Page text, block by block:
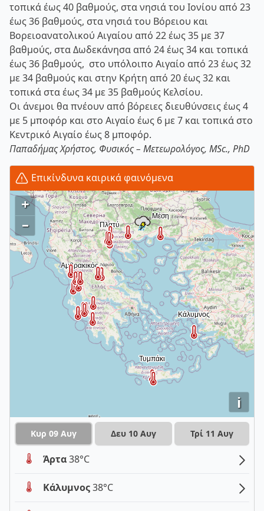
τοπικά έως 40 βαθμούς, στα νησιά του Ιονίου από 23
έως 36 βαθμούς, στα νησιά του Βόρειου και
Βορειοανατολικού Αιγαίου από 22 έως 35 με 37
βαθμούς, στα Δωδεκάνησα από 24 έως 34 και τοπικά
έως 36 βαθμούς, στο υπόλοιπο Αιγαίο από 23 έως 32
με 34 βαθμούς και στην Κρήτη από 20 έως 32 και
τοπικά στα έως 34 με 35 βαθμούς Κελσίου.
Οι άνεμοι θα πνέουν από βόρειες διευθύνσεις έως 4
με 5 μποφόρ και στο Αιγαίο έως 6 με 7 και τοπικά στο
Κεντρικό Αιγαίο έως 8 μποφόρ.
Παπαδήμας Χρήστος, Φυσικός – Μετεωρολόγος, MSc., PhD
Επικίνδυνα καιρικά φαινόμενα
i
+
–
Κυρ 09 Αυγ Δευ 10 Αυγ Τρί 11 Αυγ
Άρτα38°C
Κάλυμνος38°C